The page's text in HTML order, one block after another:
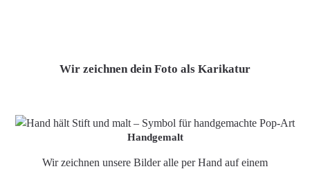
Wir zeichnen dein Foto als Karikatur
Handgemalt
Wir zeichnen unsere Bilder alle per Hand auf einem